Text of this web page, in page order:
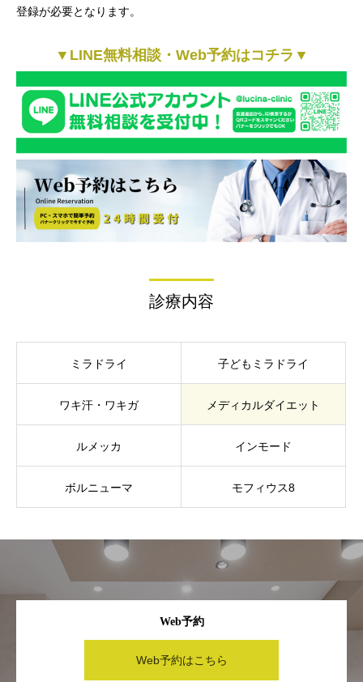
登録が必要となります。
▼ LINE無料相談・Web予約はコチラ ▼
診療内容
ミラドライ 子どもミラドライ
ワキ汗・ワキガ メディカルダイエット
ルメッカ インモード
ボルニューマ モフィウス8
Web予約
Web予約はこちら